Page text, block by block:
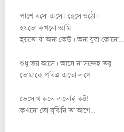
পাশে বসো এসে। হেসে ওঠো।
হয়তো কখনো আমি
হয়তো বা অন্য কেউ। অন্য যুবা কোনো…
শুধু ভয় আসে। আসে না সন্দেহ তবু
তোমাকে পবিত্র এতো লাগে
ভেসে থাকতে এতোই কষ্ট!
কখনো তো বুঝিনি তা আগে…